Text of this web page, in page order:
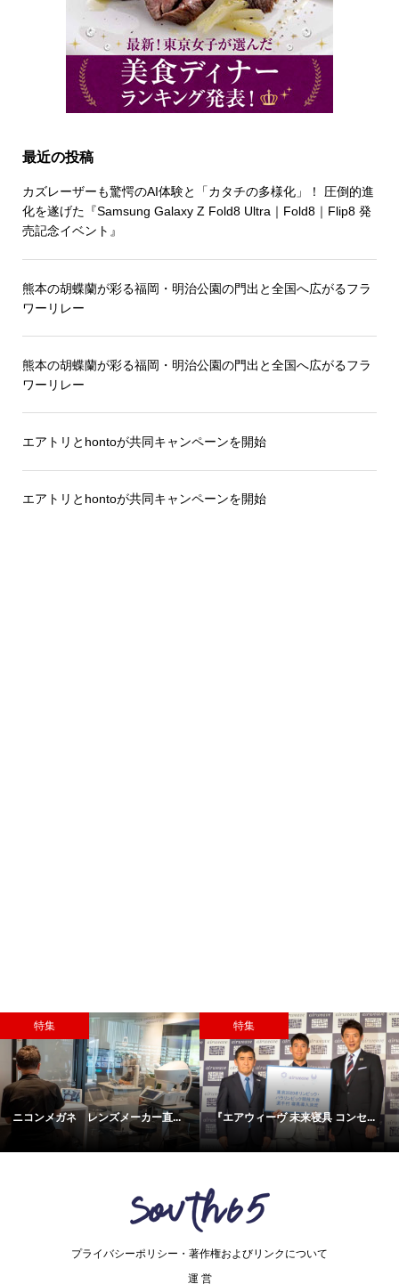
最近の投稿
カズレーザーも驚愕のAI体験と「カタチの多様化」！ 圧倒的進
化を遂げた『Samsung Galaxy Z Fold8 Ultra｜Fold8｜Flip8 発
売記念イベント』
熊本の胡蝶蘭が彩る福岡・明治公園の門出と全国へ広がるフラ
ワーリレー
熊本の胡蝶蘭が彩る福岡・明治公園の門出と全国へ広がるフラ
ワーリレー
エアトリとhontoが共同キャンペーンを開始
エアトリとhontoが共同キャンペーンを開始
特集
コンメガネ レンズメーカー直...
特集
『エアウィーヴ 未来寝具 コンセ...
プライバシーポリシー・著作権およびリンクについて
運 営